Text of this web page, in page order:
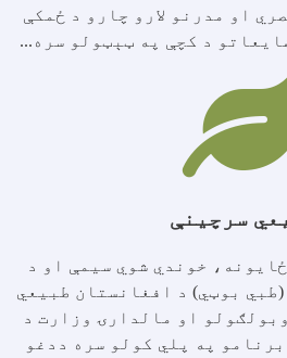
او مدرنو لارو چارو د ځمکې
د کچې په ټېټولو سره...
سرچینې
خوندي شوي سیمې او د
بوټي) د افغانستان طبیعي
او مالدارۍ وزارت د
په پلي کولو سره ددغو